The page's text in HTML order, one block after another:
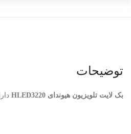
توضیحات
بک لایت تلویزیون هیوندای HLED3220